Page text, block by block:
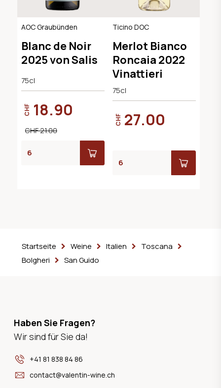
AOC Graubünden
Blanc de Noir
2025 von Salis
75cl
CHF 18.90
CHF 21.00
Ticino DOC
Merlot Bianco
Roncaia 2022
Vinattieri
75cl
CHF 27.00
Startseite Weine Italien
Toscana
Bolgheri
San Guido
Haben Sie Fragen?
Wir sind für Sie da!
+41 81 838 84 86
contact@valentin-wine.ch